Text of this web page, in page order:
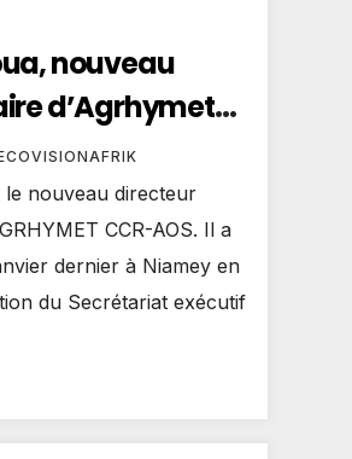
nouveau
d’Agrhymet
nouveau directeur
CCR-AOS. Il a
dernier à Niamey en
du Secrétariat exécutif